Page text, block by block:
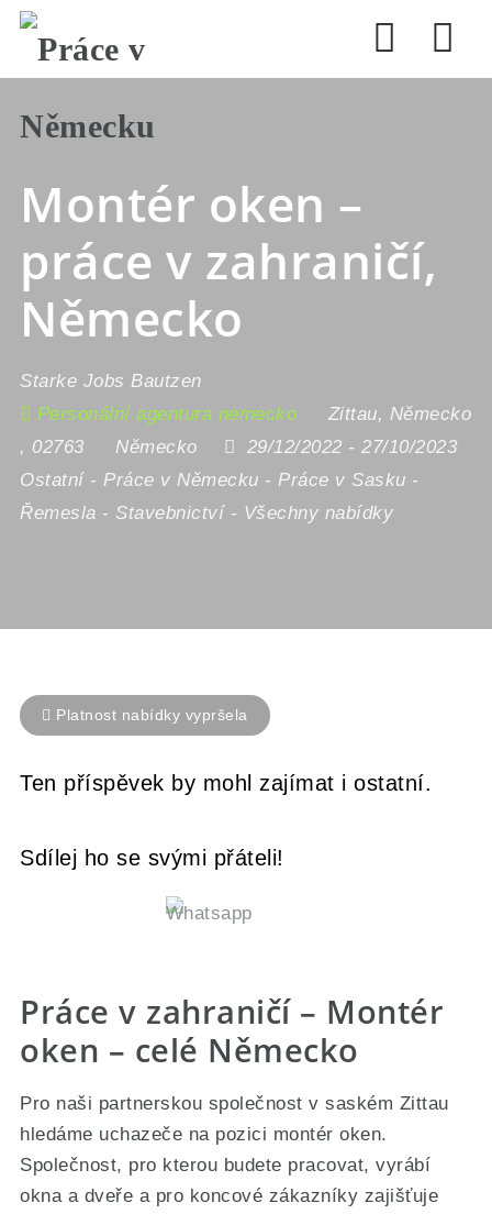
Montér oken –
práce v zahraničí,
Německo
Starke Jobs Bautzen
Personální agentura nemecko
Zittau, Německo
, 02763 Německo 29/12/2022 - 27/10/2023
Ostatní-Práce v Německu -Práce v Sasku -
Řemesla - Stavebnictví- Všechny nabídky
Platnost nabídky vypršela
Ten příspěvek by mohl zajímat i ostatní.
Sdílej ho se svými přáteli!
Práce v zahraničí – Montér
oken – celé Německo
Pro naši partnerskou společnost v saském Zittau
hledáme uchazeče na pozici montér oken.
Společnost, pro kterou budete pracovat, vyrábí
okna a dveře a pro koncové zákazníky zajišťuje